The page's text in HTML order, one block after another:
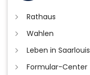
Rathaus
Wahlen
Leben in Saarlouis
Formular-Center